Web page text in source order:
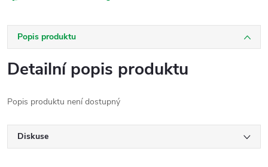
Popis produktu
Detailní popis produktu
Popis produktu není dostupný
Diskuse